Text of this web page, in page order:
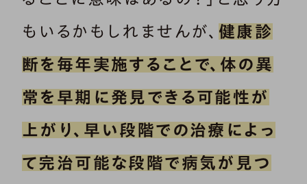
もいるかもしれませんが、 健康診
断を毎年実施することで、体の異
常を早期に発見できる可能性が
上がり、早い段階での治療によっ
て完治可能な段階で病気が見つ